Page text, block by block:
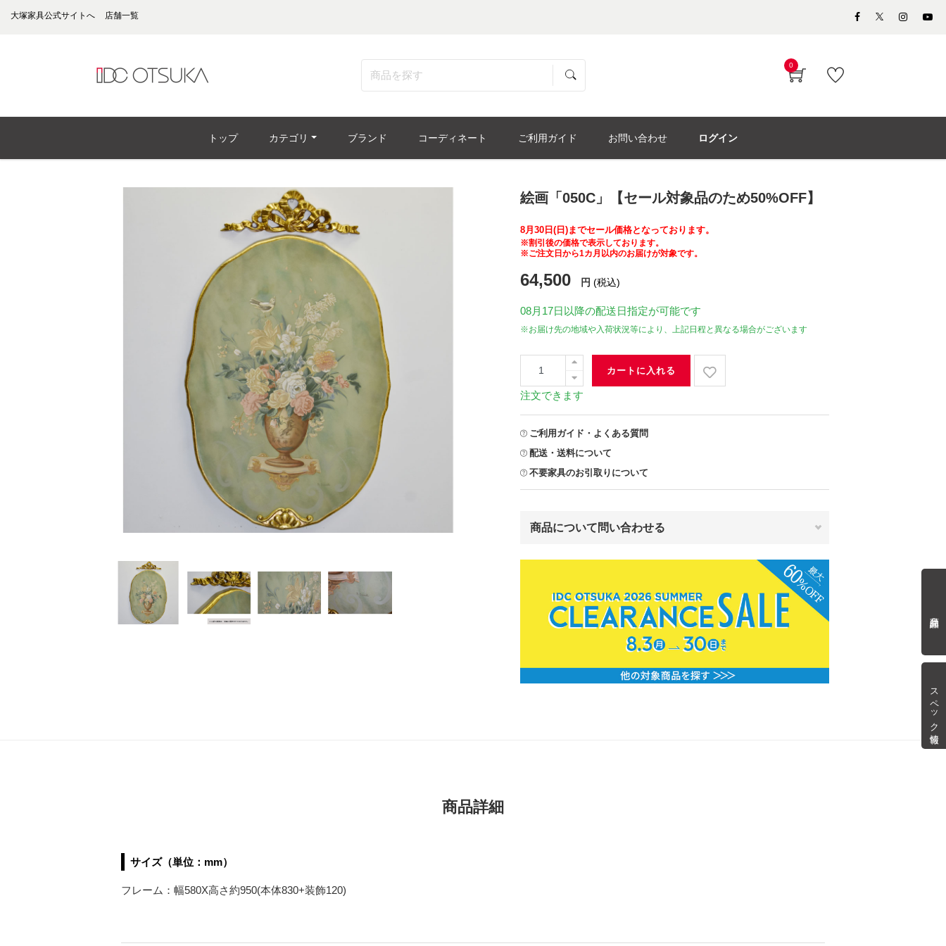
スペック情報
大塚家具公式サイトへ 店舗一覧
0
トップ カテゴリ ブランド コーディネート ご利用ガイド お問い合わせ ログイン
絵画「050C」【セール対象品のため50%OFF】
8月30日(日)までセール価格となっております。
※割引後の価格で表示しております。
※ご注文日から1カ月以内のお届けが対象です。
64,500 円 (税込)
08月17日 以降の配送日指定が可能です
※お届け先の地域や入荷状況等により、上記日程と異なる場合がございます
カートに入れる
注文できます
ご利用ガイド・よくある質問
配送・送料について
不要家具のお引取りについて
商品について問い合わせる
商品詳細
サイズ（単位：mm）
フレーム：幅580X高さ約950(本体830+装飾120)